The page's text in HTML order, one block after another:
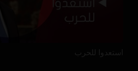
استعدوا للحرب